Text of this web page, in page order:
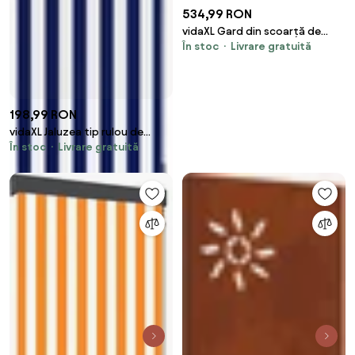
198,99 RON
vidaXL Jaluzea tip rulou de
exterior, albastru și alb, 60 x
În stoc Livrare gratuită
534,99 RON
vidaXL Gard din scoarță de
copac Maro 100 x 600 cm
În stoc Livrare gratuită